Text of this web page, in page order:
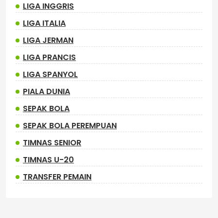
LIGA INGGRIS
LIGA ITALIA
LIGA JERMAN
LIGA PRANCIS
LIGA SPANYOL
PIALA DUNIA
SEPAK BOLA
SEPAK BOLA PEREMPUAN
TIMNAS SENIOR
TIMNAS U-20
TRANSFER PEMAIN